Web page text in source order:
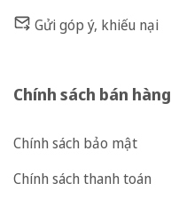
Gửi góp ý, khiếu nại
Chính sách bán hàng
Chính sách bảo mật
Chính sách thanh toán